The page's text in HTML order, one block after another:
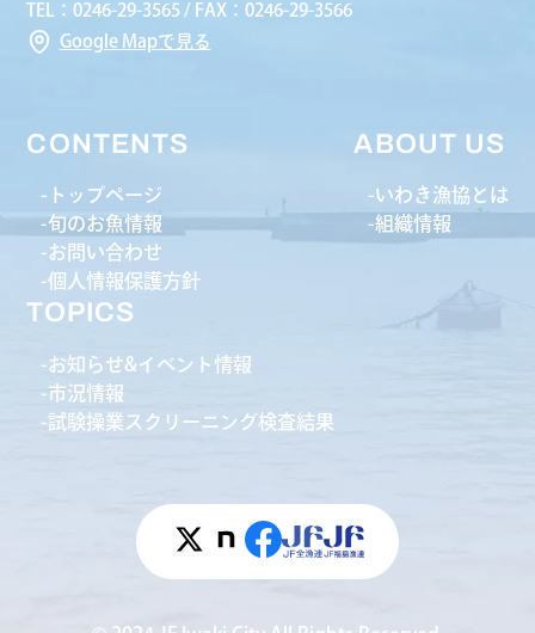
TEL：0246-29-3565 / FAX：0246-29-3566
Google Mapで見る
CONTENTS
トップページ
旬のお魚情報
お問い合わせ
個人情報保護方針
ABOUT US
いわき漁協とは
組織情報
TOPICS
お知らせ&イベント情報
市況情報
試験操業スクリーニング検査結果